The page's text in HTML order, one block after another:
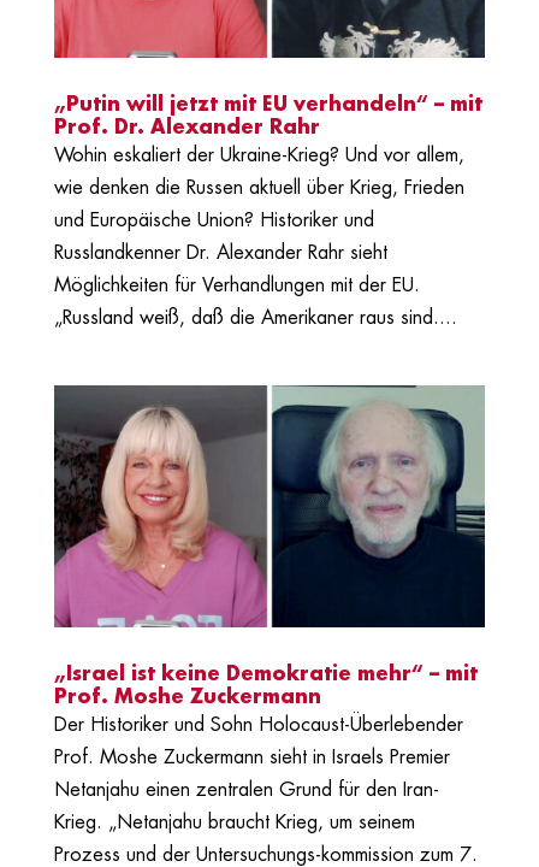
„Putin will jetzt mit EU verhandeln“ – mit
Prof. Dr. Alexander Rahr
Wohin eskaliert der Ukraine-Krieg? Und vor allem,
wie denken die Russen aktuell über Krieg, Frieden
und Europäische Union? Historiker und
Russlandkenner Dr. Alexander Rahr sieht
Möglichkeiten für Verhandlungen mit der EU.
„Russland weiß, daß die Amerikaner raus sind....
„Israel ist keine Demokratie mehr“ – mit
Prof. Moshe Zuckermann
Der Historiker und Sohn Holocaust-Überlebender
Prof. Moshe Zuckermann sieht in Israels Premier
Netanjahu einen zentralen Grund für den Iran-
Krieg. „Netanjahu braucht Krieg, um seinem
Prozess und der Untersuchungs-kommission zum 7.